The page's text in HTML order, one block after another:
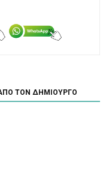
ΤΟΝ ΔΗΜΙΟΥΡΓΟ